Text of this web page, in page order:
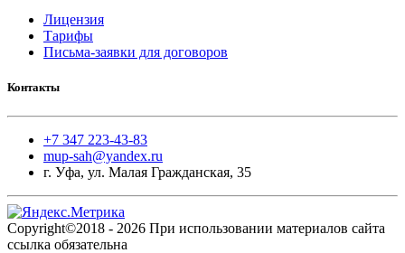
Лицензия
Тарифы
Письма-заявки для договоров
Контакты
+7 347 223-43-83
mup-sah@yandex.ru
г. Уфа, ул. Малая Гражданская, 35
Copyright©2018 - 2026 При использовании материалов сайта
ссылка обязательна